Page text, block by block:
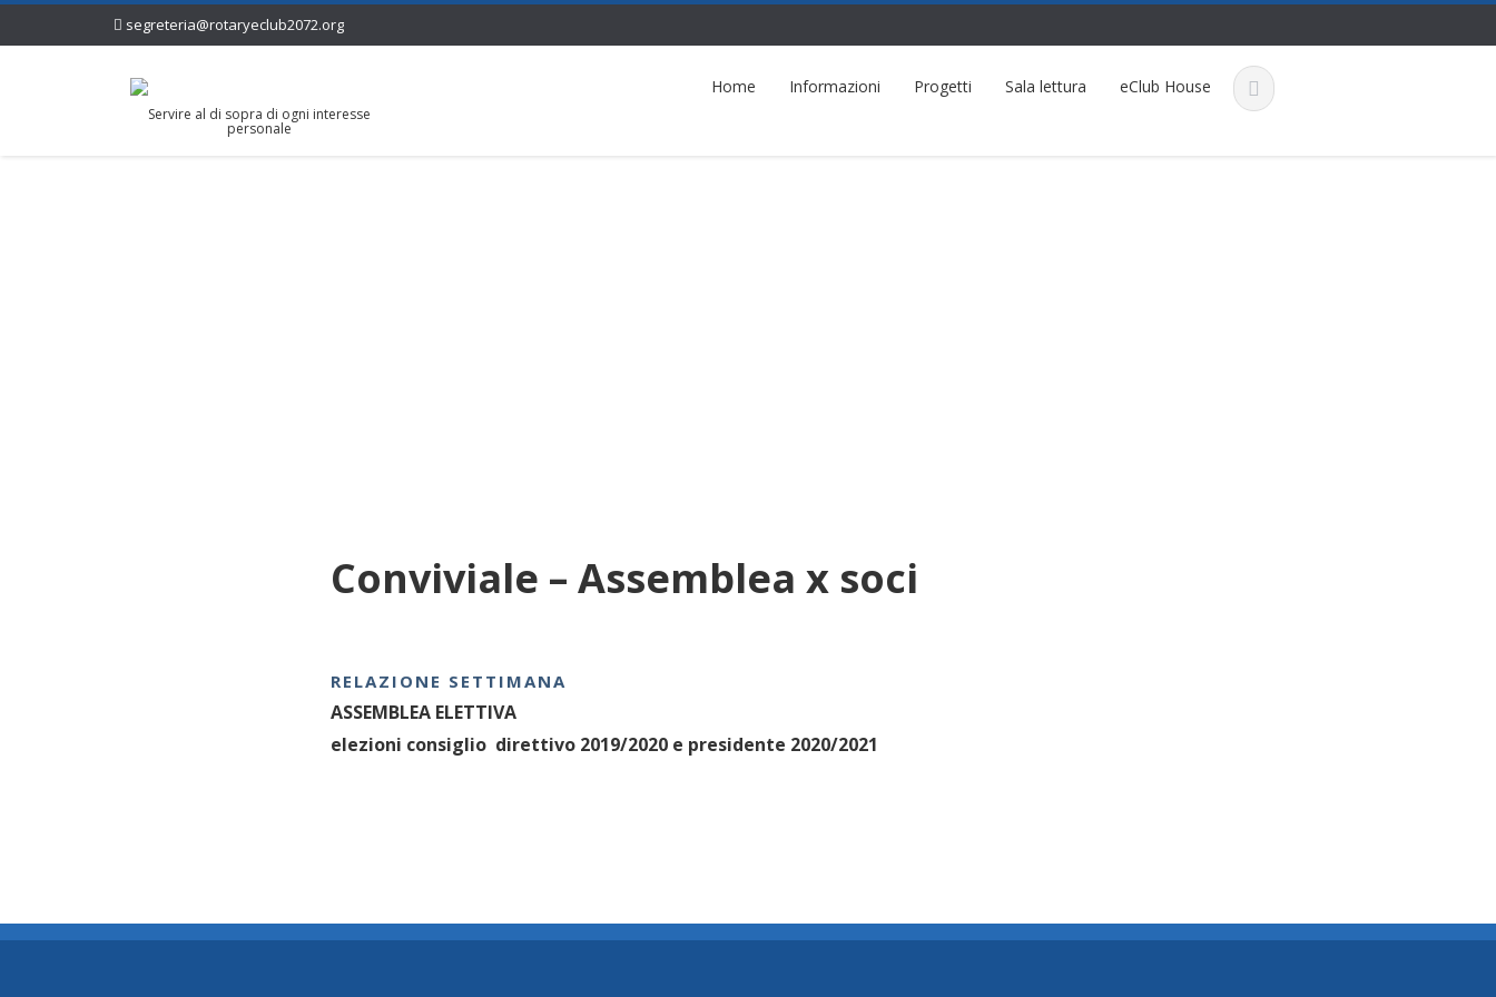
segreteria@rotaryeclub2072.org
Servire al di sopra di ogni interesse
personale
Home Informazioni Progetti Sala lettura eClub House
Conviviale – Assemblea x soci
RELAZIONE SETTIMANA
ASSEMBLEA ELETTIVA
elezioni consiglio direttivo 2019/2020 e presidente 2020/2021